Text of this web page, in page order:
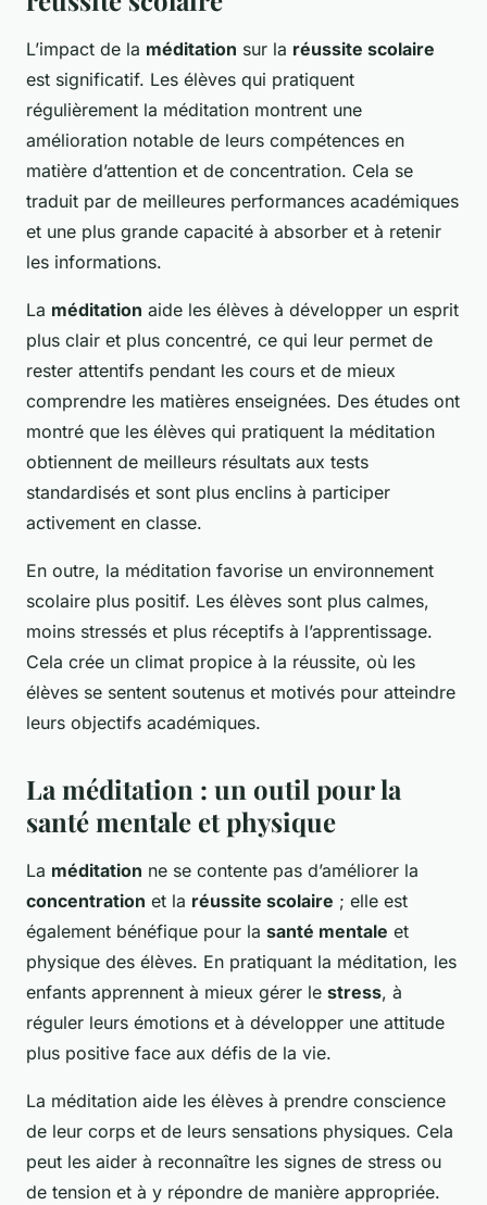
L’impact de la méditation sur la réussite scolaire
est significatif. Les élèves qui pratiquent
régulièrement la méditation montrent une
amélioration notable de leurs compétences en
matière d’attention et de concentration. Cela se
traduit par de meilleures performances académiques
et une plus grande capacité à absorber et à retenir
les informations.
La méditation aide les élèves à développer un esprit
plus clair et plus concentré, ce qui leur permet de
rester attentifs pendant les cours et de mieux
comprendre les matières enseignées. Des études ont
montré que les élèves qui pratiquent la méditation
obtiennent de meilleurs résultats aux tests
standardisés et sont plus enclins à participer
activement en classe.
En outre, la méditation favorise un environnement
scolaire plus positif. Les élèves sont plus calmes,
moins stressés et plus réceptifs à l’apprentissage.
Cela crée un climat propice à la réussite, où les
élèves se sentent soutenus et motivés pour atteindre
leurs objectifs académiques.
La méditation : un outil pour la
santé mentale et physique
La méditation ne se contente pas d’améliorer la
concentration et la réussite scolaire ; elle est
également bénéfique pour la santé mentale et
physique des élèves. En pratiquant la méditation, les
enfants apprennent à mieux gérer le stress, à
réguler leurs émotions et à développer une attitude
plus positive face aux défis de la vie.
La méditation aide les élèves à prendre conscience
de leur corps et de leurs sensations physiques. Cela
peut les aider à reconnaître les signes de stress ou
de tension et à y répondre de manière appropriée.